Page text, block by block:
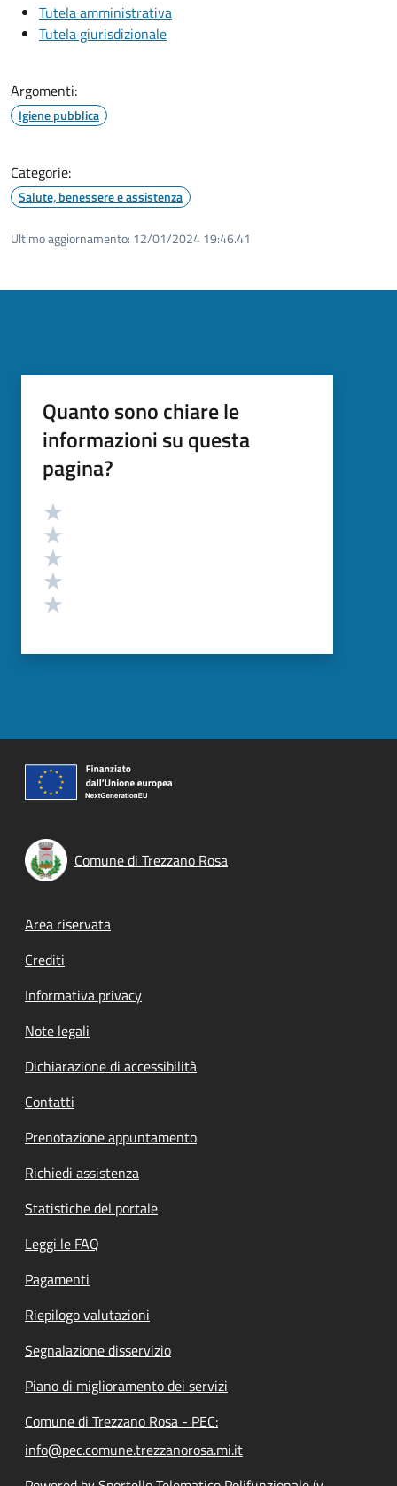
Tutela amministrativa
Tutela giurisdizionale
Argomenti:
Igiene pubblica
Categorie:
Salute, benessere e assistenza
Ultimo aggiornamento: 12/01/2024 19:46.41
Quanto sono chiare le
informazioni su questa
pagina?
Valutazione
Comune di Trezzano Rosa
Footer menu
Area riservata
Crediti
Informativa privacy
Note legali
Dichiarazione di accessibilità
Contatti
Prenotazione appuntamento
Richiedi assistenza
Statistiche del portale
Leggi le FAQ
Pagamenti
Riepilogo valutazioni
Segnalazione disservizio
Piano di miglioramento dei servizi
Comune di Trezzano Rosa - PEC:
info@pec.comune.trezzanorosa.mi.it